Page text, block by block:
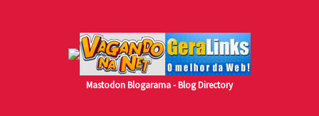
MastodonBlogarama - Blog Directory